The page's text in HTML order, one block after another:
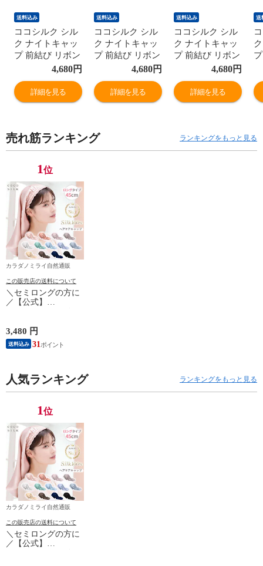
送料込み
ココシルク シル
ク ナイトキャッ
プ 前結び リボン
Lサイズ シルク
キャップ ナイト
キャップ シルク
100％ ロング 6A
用 帽子 女性 シ
ルク製 保湿 ヘア
実用的 髪の毛 美
容師
4,680円
詳細を見る
送料込み
ココシルク シル
ク ナイトキャッ
プ 前結び リボン
Lサイズ シルク
キャップ ナイト
キャップ シルク
100％ ロング 6A
用 帽子 女性 シ
ルク製 保湿 ヘア
4,680円
詳細を見る
送料込み
ココシルク シル
ク ナイトキャッ
プ 前結び リボン
Lサイズ シルク
キャップ ナイト
キャップ シルク
100％ ロング 6A
用 帽子 女性 シ
ルク製 保湿 ヘア
4,680円
詳細を見る
送
売れ筋ランキング ランキングをもっと見る
1位
カラダノミライ自然通販
この販売店の送料について
＼セミロングの方に
／【公式】
コシルク ヘアケアキ
ャップ 45cm】ロング
ヘア ナイトキャップ
クキャップ 髪 レデ
ィース 睡眠 就寝用
保湿 摩擦 ヘアケア
プレゼント 美容師
3,480 円
送料込み 31
人気ランキング ランキングをもっと見る
1位
カラダノミライ自然通販
この販売店の送料について
＼セミロングの方に
／【公式】